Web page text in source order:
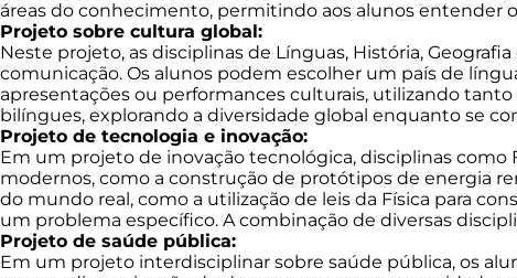
áreas do conhecimento, permitindo aos alunos entender
Projeto sobre cultura global:
Neste projeto, as disciplinas de Línguas, História,
comunicação. Os alunos podem escolher um país de
apresentações ou performances culturais, utilizando
bilíngues, explorando a diversidade global enquanto se
Projeto de tecnologia e inovação:
Em um projeto de inovação tecnológica, disciplinas como
modernos, como a construção de protótipos de energia
do mundo real, como a utilização de leis da Física para
um problema específico. A combinação de diversas
Projeto de saúde pública:
Em um projeto interdisciplinar sobre saúde pública, os